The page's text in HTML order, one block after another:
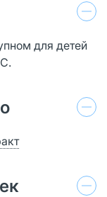
для детей